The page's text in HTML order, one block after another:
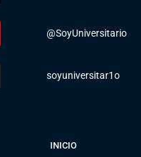
@SoyUniversitario
soyuniversitar1o
INICIO